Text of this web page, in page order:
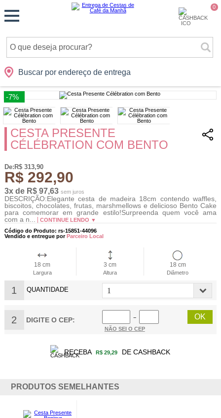
0
Buscar por endereço de entrega
Cidades Presentes Datas Shopping
Monte
sua
Cesta
-7%
CESTA PRESENTE
CÉLÉBRATION COM BENTO
De:R$ 313,90
R$ 292,90
3x de R$ 97,63 sem juros
DESCRIÇÃO:Elegante cesta de madeira 18cm contendo waffles,
biscoitos, chocolates, frutas, marshmellows e delicioso Bento Cake
para comemorar em grande estilo!Surpreenda quem você ama
com a n...
CONTINUE LENDO ▼
Código do Produto: rs-15851-44096
Vendido e entregue porParceiro Local
18 cm
Largura
3 cm
Altura
18 cm
Diâmetro
1 QUANTIDADE
2 DIGITE O CEP:
−
NÃO SEI O CEP
RECEBA R$ 29,29 DE CASHBACK
PRODUTOS SEMELHANTES